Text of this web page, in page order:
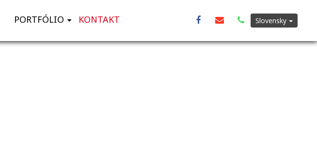
PORTFÓLIO KONTAKT Slovensky